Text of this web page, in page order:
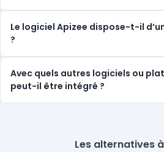
Le logiciel Apizee dispose-t-il
?
Avec quels autres logiciels ou
peut-il être intégré ?
Les alternatives à